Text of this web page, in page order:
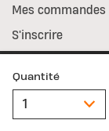
Quantité
Mes commandes
S'inscrire
Déclaration en matière de
NXT Level Nutrition